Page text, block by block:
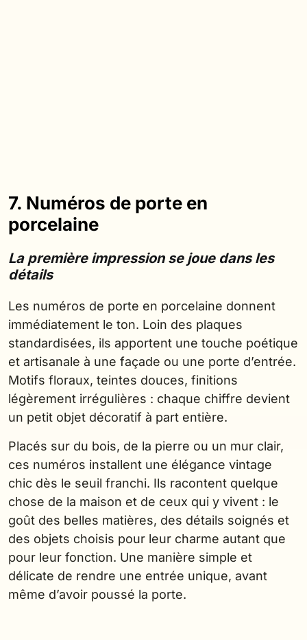
7. Numéros de porte en
porcelaine
La première impression se joue dans les
détails
Les numéros de porte en porcelaine donnent
immédiatement le ton. Loin des plaques
standardisées, ils apportent une touche poétique
et artisanale à une façade ou une porte d’entrée.
Motifs floraux, teintes douces, finitions
légèrement irrégulières : chaque chiffre devient
un petit objet décoratif à part entière.
Placés sur du bois, de la pierre ou un mur clair,
ces numéros installent une élégance vintage
chic dès le seuil franchi. Ils racontent quelque
chose de la maison et de ceux qui y vivent : le
goût des belles matières, des détails soignés et
des objets choisis pour leur charme autant que
pour leur fonction. Une manière simple et
délicate de rendre une entrée unique, avant
même d’avoir poussé la porte.